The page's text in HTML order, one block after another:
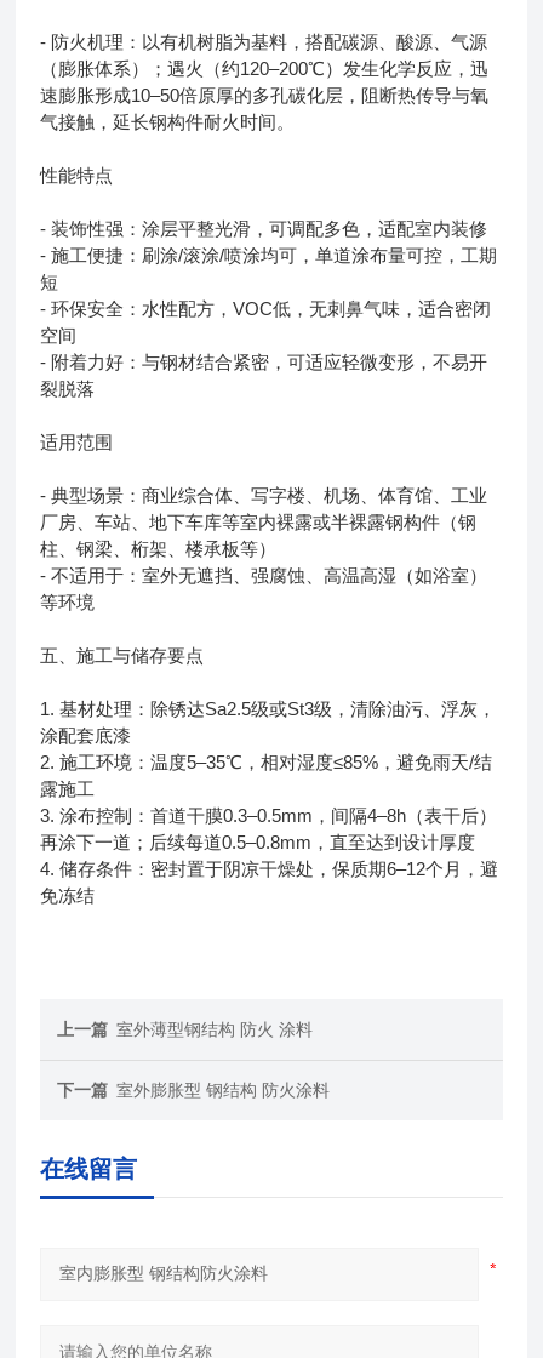
- 防火机理：以有机树脂为基料，搭配碳源、酸源、气源
（膨胀体系）；遇火（约120–200℃）发生化学反应，迅
速膨胀形成10–50倍原厚的多孔碳化层，阻断热传导与氧
气接触，延长钢构件耐火时间。
性能特点
- 装饰性强：涂层平整光滑，可调配多色，适配室内装修
- 施工便捷：刷涂/滚涂/喷涂均可，单道涂布量可控，工期
短
- 环保安全：水性配方，VOC低，无刺鼻气味，适合密闭
空间
- 附着力好：与钢材结合紧密，可适应轻微变形，不易开
裂脱落
适用范围
- 典型场景：商业综合体、写字楼、机场、体育馆、工业
厂房、车站、地下车库等室内裸露或半裸露钢构件（钢
柱、钢梁、桁架、楼承板等）
- 不适用于：室外无遮挡、强腐蚀、高温高湿（如浴室）
等环境
五、施工与储存要点
1. 基材处理：除锈达Sa2.5级或St3级，清除油污、浮灰，
涂配套底漆
2. 施工环境：温度5–35℃，相对湿度≤85%，避免雨天/结
露施工
3. 涂布控制：首道干膜0.3–0.5mm，间隔4–8h（表干后）
再涂下一道；后续每道0.5–0.8mm，直至达到设计厚度
4. 储存条件：密封置于阴凉干燥处，保质期6–12个月，避
免冻结
上一篇 室外薄型钢结构 防火 涂料
下一篇 室外膨胀型 钢结构 防火涂料
在线留言